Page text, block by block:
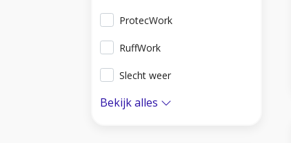
ProtecWork
RuffWork
Slecht weer
Bekijk alles